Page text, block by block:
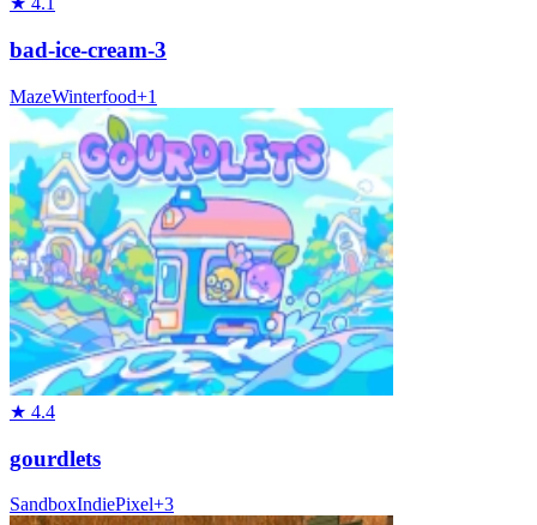
bad-ice-cream-3
MazeWinterfood+1
★ 4.4
gourdlets
SandboxIndiePixel+3